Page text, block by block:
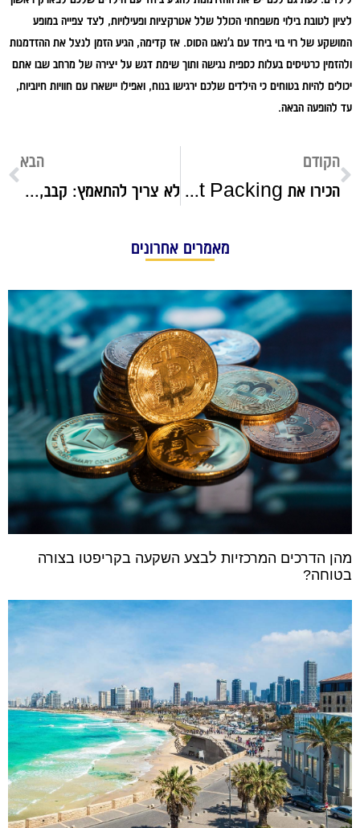
לציון לטובת בילוי משפחתי הכולל שלל אטרקציות ופעילויות, לצד צפייה במופע
המושקע של רוי בוי ביחד עם ג'נאגו הסוס. אז קדימה, הגיע הזמן לנצל את ההזדמנות
ולהזמין כרטיסים בעלות כספית נגישה ותוך שימת דגש על יצירה של מרחב שבו אתם
יכולים להיות בטוחים כי הילדים שלכם ירגישו בנוח, ואפילו יישארו עם חוויות חיוביות,
עד להופעה הבאה.
הקודם
הכירו את Get Packing: האתר שלכם למוצרי אריזה ומעבר דירה
הבא
לא צריך להתאמץ: קבב, נקניקיות ומוצרים טבעוניים – תוכלו להכין ארוחת מלכים מהמוצרים של זוגלובק
מאמרים אחרונים
מהן הדרכים המרכזיות לבצע השקעה בקריפטו בצורה
בטוחה?